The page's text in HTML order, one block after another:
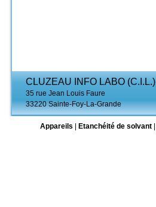
CLUZEAU INFO LABO (C.I.L.)
35 rue Jean Louis Faure
33220 Sainte-Foy-La-Grande
Appareils
Etanchéité de solvant